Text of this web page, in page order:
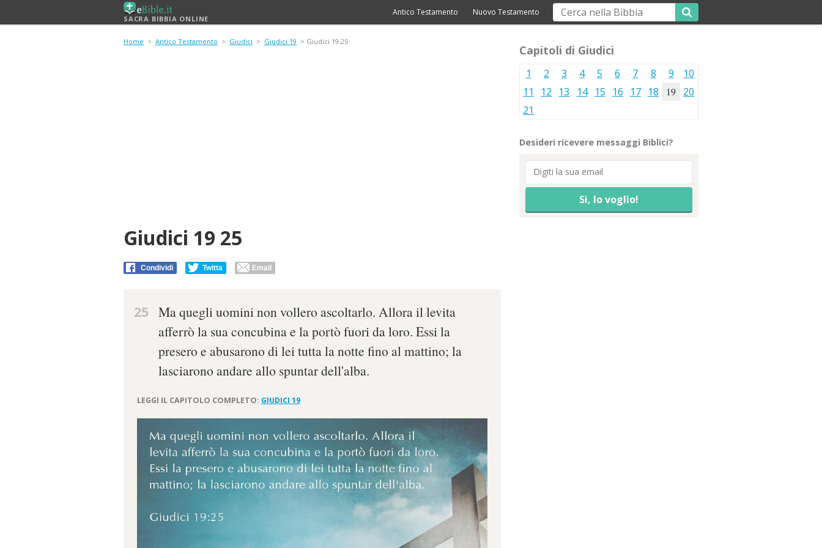
SACRA BIBBIA ONLINE
Antico Testamento Nuovo Testamento
Home > Antico Testamento > Giudici > Giudici 19 > Giudici 19 25
Giudici 19 25
Condividi Twitta Email
25 Ma quegli uomini non vollero ascoltarlo. Allora il levita
afferrò la sua concubina e la portò fuori da loro. Essi la
presero e abusarono di lei tutta la notte fino al mattino; la
lasciarono andare allo spuntar dell'alba.
LEGGI IL CAPITOLO COMPLETO: GIUDICI 19
Capitoli di Giudici
1 2 3 4 5 6 7 8 9
10
11
12 13 14 15 16 17 18 19
20
21
Desideri ricevere messaggi Biblici?